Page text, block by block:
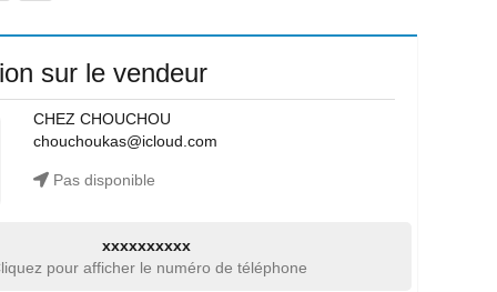
sur le vendeur
CHEZ CHOUCHOU
chouchoukas@icloud.com
Pas disponible
xxxxxxxxxx
pour afficher le numéro de téléphone